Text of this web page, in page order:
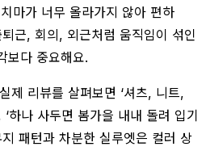
마가 너무 올라가지 않아 편하
근, 회의, 외근처럼 움직임이 섞인
보다 중요해요.
제 리뷰를 살펴보면 ‘셔츠, 니트,
하나 사두면 봄가을 내내 돌려 입기
패턴과 차분한 실루엣은 컬러 상